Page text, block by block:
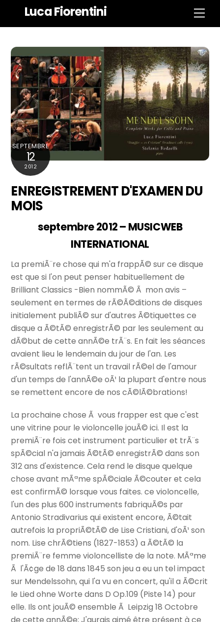
Luca Fiorentini
SEPTEMBRE
12
2012
ENREGISTREMENT D'EXAMEN DU
MOIS
septembre 2012 – MUSICWEB
INTERNATIONAL
La premiÃ¨re chose qui m'a frappÃ© sur ce disque
est que si l'on peut penser habituellement de
Brilliant Classics -Bien nommÃ© Ã mon avis –
seulement en termes de rÃ©Ã©ditions de disques
initialement publiÃ© sur d'autres Ã©tiquettes ce
disque a Ã©tÃ© enregistrÃ© par les seulement au
dÃ©but de cette annÃ©e trÃ¨s. En fait les séances
avaient lieu le lendemain du jour de l'an. Les
rÃ©sultats reflÃ¨tent un travail rÃ©el de l'amour
d'un temps de l'annÃ©e oÃ¹ la plupart d'entre nous
se remettent encore de nos cÃ©lÃ©brations!
La prochaine chose Ã vous frapper est que c'est
une vitrine pour le violoncelle jouÃ© ici. Il est la
premiÃ¨re fois cet instrument particulier et trÃ¨s
spÃ©cial n'a jamais Ã©tÃ© enregistrÃ© dans son
312 ans d'existence. Cela rend le disque quelque
chose avant mÃªme spÃ©ciale Ã©couter et cela
est confirmÃ© lorsque vous faites. ce violoncelle,
l'un des plus 600 instruments fabriquÃ©s par
Antonio Stradivarius qui existent encore, Ã©tait
autrefois la propriÃ©tÃ© de Lise Cristiani, d'oÃ¹ son
nom. Lise chrÃ©tiens (1827-1853) a Ã©tÃ© la
premiÃ¨re femme violoncelliste de la note. MÃªme
Ã l'Ã¢ge de 18 dans 1845 son jeu a eu un tel impact
sur Mendelssohn, qui l'a vu en concert, qu'il a Ã©crit
le Lied ohne Worte dans D Op.109 (Piste 14) pour
elle. Ils ont jouÃ© ensemble Ã Leipzig 18 Octobre